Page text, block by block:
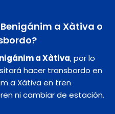
a Xàtiva o
a Xàtiva, por lo
hacer transbordo en
a Xàtiva en tren
ni cambiar de estación.